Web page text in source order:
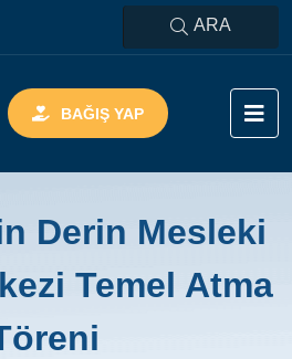
ARA
BAĞIŞ YAP
Derin Mesleki
Temel Atma